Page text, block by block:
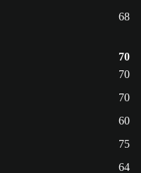
68
70
70
70
60
75
64